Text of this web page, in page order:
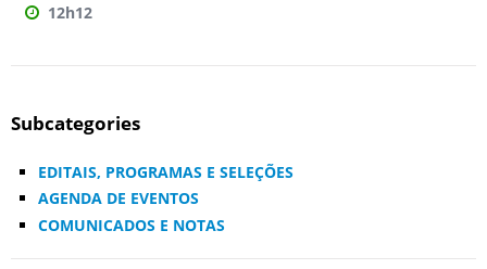
12h12
Subcategories
EDITAIS, PROGRAMAS E SELEÇÕES
AGENDA DE EVENTOS
COMUNICADOS E NOTAS